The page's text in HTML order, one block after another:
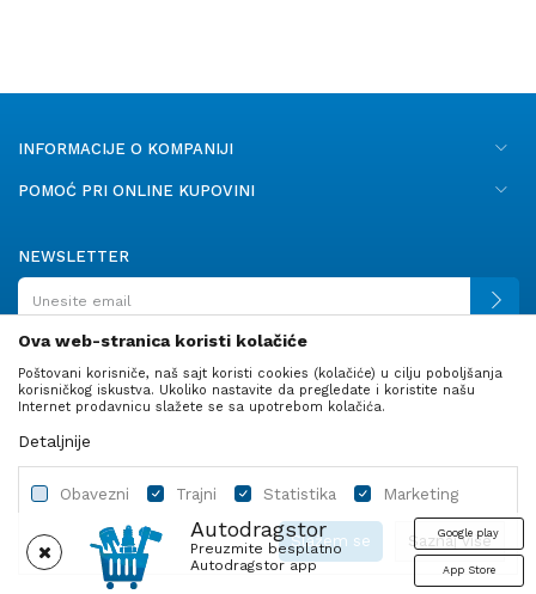
Autodragstor
Preuzmite besplatno
Autodragstor app
Google play
App Store
INFORMACIJE O KOMPANIJI
POMOĆ PRI ONLINE KUPOVINI
NEWSLETTER
PRATITE NAS
Autodelovi Ulje i tečnosti
Ova web-stranica koristi kolačiće
Poštovani korisniče, naš sajt koristi cookies (kolačiće) u cilju poboljšanja
korisničkog iskustva. Ukoliko nastavite da pregledate i koristite našu
Internet prodavnicu slažete se sa upotrebom kolačića.
Detaljnije
Obavezni Trajni Statistika Marketing
Saznaj više
Slažem se